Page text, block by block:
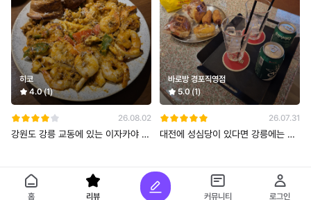
홈 리뷰 커뮤니티 로그인
히코
4.0(1)
26.08.02
강원도 강릉 교동에 있는 이자카야 히
바로방 경포직영점
5.0 (1)
26.07.31
대전에 성심당이 있다면 강릉에는 바